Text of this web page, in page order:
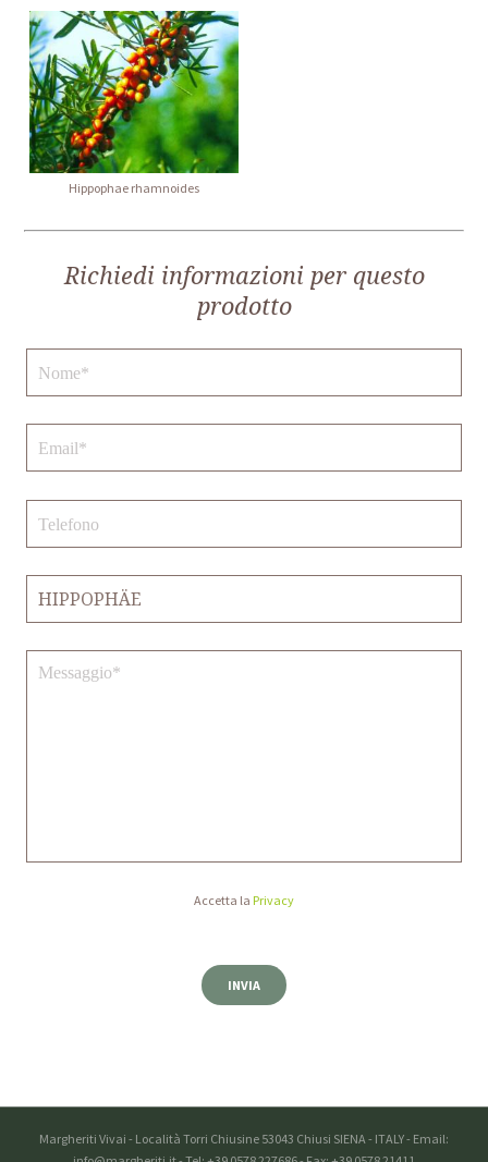
Hippophae rhamnoides
Richiedi informazioni per questo
prodotto
Accetta la Privacy
Margheriti Vivai - Località Torri Chiusine 53043 Chiusi SIENA - ITALY - Email: